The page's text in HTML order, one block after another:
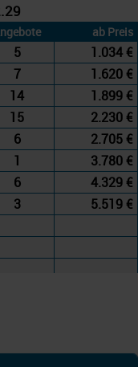
ab Preis
5
1.034 €
7
1.620 €
14
1.899 €
15
2.230 €
6
2.705 €
1
3.780 €
6
4.329 €
3 5.519 €